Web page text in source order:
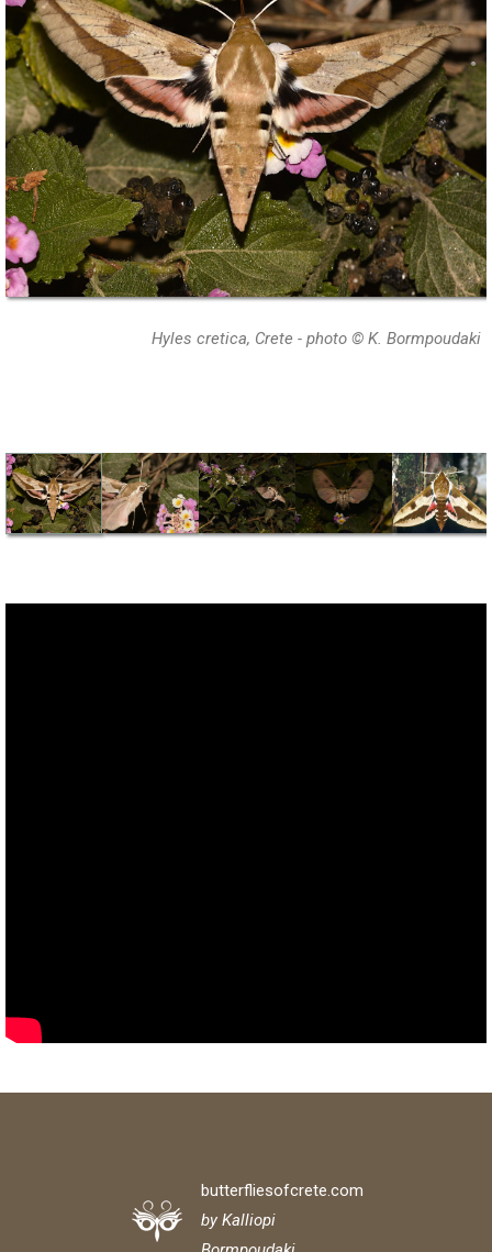
Hyles cretica, Crete - photo © K. Bormpoudaki
butterfliesofcrete.com
by Kalliopi